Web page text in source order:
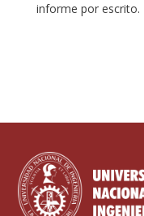
informe por escrito.